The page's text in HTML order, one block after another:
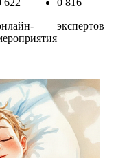
экспертов